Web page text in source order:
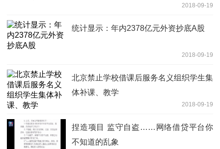
2018-09-19
统计显示：年内2378亿元外资抄底A股
2018-09-19
北京禁止学校借课后服务名义组织学生集
体补课、教学
2018-09-19
捏造项目 监守自盗……网络借贷平台你
不知道的乱象